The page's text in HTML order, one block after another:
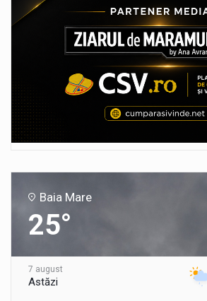
Baia Mare
25°
7 august
Astăzi